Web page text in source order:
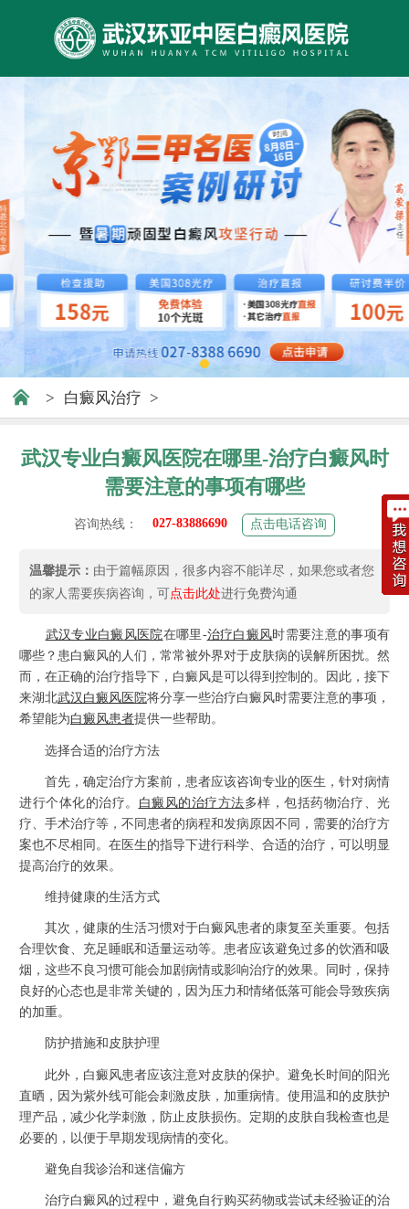
> 白癜风治疗 >
武汉专业白癜风医院在哪里-治疗白癜风时
需要注意的事项有哪些
咨询热线： 027-83886690 点击电话咨询
温馨提示： 由于篇幅原因，很多内容不能详尽，如果您或者您
的家人需要疾病咨询，可点击此处进行免费沟通
武汉专业白癜风医院在哪里-治疗白癜风时需要注意的事项有
哪些？患白癜风的人们，常常被外界对于皮肤病的误解所困扰。然
而，在正确的治疗指导下，白癜风是可以得到控制的。因此，接下
来湖北武汉白癜风医院将分享一些治疗白癜风时需要注意的事项，
希望能为白癜风患者提供一些帮助。
选择合适的治疗方法
首先，确定治疗方案前，患者应该咨询专业的医生，针对病情
进行个体化的治疗。 白癜风的治疗方法多样，包括药物治疗、光
疗、手术治疗等，不同患者的病程和发病原因不同，需要的治疗方
案也不尽相同。在医生的指导下进行科学、合适的治疗，可以明显
提高治疗的效果。
维持健康的生活方式
其次，健康的生活习惯对于白癜风患者的康复至关重要。包括
合理饮食、充足睡眠和适量运动等。患者应该避免过多的饮酒和吸
烟，这些不良习惯可能会加剧病情或影响治疗的效果。同时，保持
良好的心态也是非常关键的，因为压力和情绪低落可能会导致疾病
的加重。
防护措施和皮肤护理
此外，白癜风患者应该注意对皮肤的保护。避免长时间的阳光
直晒，因为紫外线可能会刺激皮肤，加重病情。使用温和的皮肤护
理产品，减少化学刺激，防止皮肤损伤。定期的皮肤自我检查也是
必要的，以便于早期发现病情的变化。
避免自我诊治和迷信偏方
治疗白癜风的过程中，避免自行购买药物或尝试未经验证的治